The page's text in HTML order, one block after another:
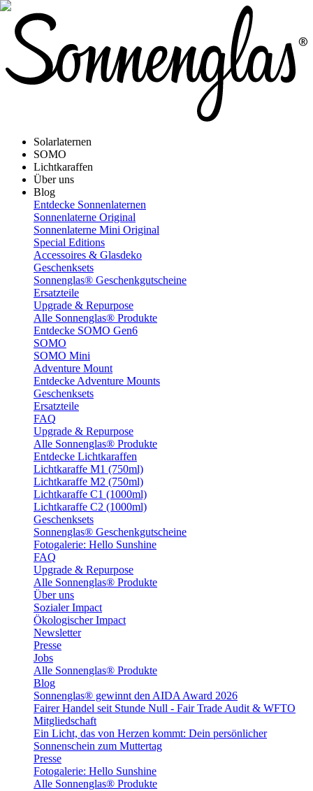
Solarlaternen
SOMO
Lichtkaraffen
Über uns
Blog
Entdecke Sonnenlaternen
Sonnenlaterne Original
Sonnenlaterne Mini Original
Special Editions
Accessoires & Glasdeko
Geschenksets
Sonnenglas® Geschenkgutscheine
Ersatzteile
Upgrade & Repurpose
Alle Sonnenglas® Produkte
Entdecke SOMO Gen6
SOMO
SOMO Mini
Adventure Mount
Entdecke Adventure Mounts
Geschenksets
Ersatzteile
FAQ
Upgrade & Repurpose
Alle Sonnenglas® Produkte
Entdecke Lichtkaraffen
Lichtkaraffe M1 (750ml)
Lichtkaraffe M2 (750ml)
Lichtkaraffe C1 (1000ml)
Lichtkaraffe C2 (1000ml)
Geschenksets
Sonnenglas® Geschenkgutscheine
Fotogalerie: Hello Sunshine
FAQ
Upgrade & Repurpose
Alle Sonnenglas® Produkte
Über uns
Sozialer Impact
Ökologischer Impact
Newsletter
Presse
Jobs
Alle Sonnenglas® Produkte
Blog
Sonnenglas® gewinnt den AIDA Award 2026
Fairer Handel seit Stunde Null - Fair Trade Audit & WFTO
Mitgliedschaft
Ein Licht, das von Herzen kommt: Dein persönlicher
Sonnenschein zum Muttertag
Presse
Fotogalerie: Hello Sunshine
Alle Sonnenglas® Produkte